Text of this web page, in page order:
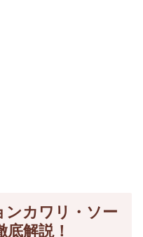
ンカワリ・ソー
解説！